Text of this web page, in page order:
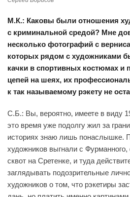
М.К.: Каковы были отношения
с криминальной средой? Мне
несколько фотографий с
которых рядом с художниками
качки в спортивных костюмах и
цепей на шеях, их
к так называемому рэкету не
С.Б.: Вы, вероятно, имеете в виду
это время уже подолгу жил за
историях знаю лишь понаслышке.
художников выгнали с
сквот на Сретенке, и туда
заглядывать подозрительные
художников о том, что рэкетиры